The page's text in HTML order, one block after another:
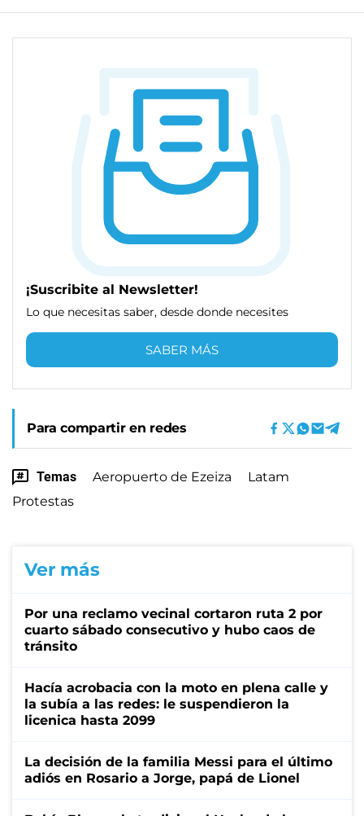
¡Suscribite al Newsletter!
Lo que necesitas saber, desde donde necesites
SABER MÁS
Para compartir en redes
Temas Aeropuerto de Ezeiza
Latam
Protestas
Ver más
Por una reclamo vecinal cortaron ruta 2 por
cuarto sábado consecutivo y hubo caos de
tránsito
Hacía acrobacia con la moto en plena calle y
la subía a las redes: le suspendieron la
licenica hasta 2099
La decisión de la familia Messi para el último
adiós en Rosario a Jorge, papá de Lionel